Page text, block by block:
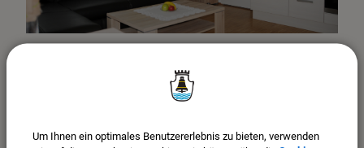
Ferienwohnung Lehner
Moderne und umfangreich ausgestattete
Um Ihnen ein optimales Benutzererlebnis zu bieten, verwenden